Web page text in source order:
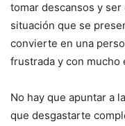
tomar descansos y
situación que se
convierte en una
frustrada y con mucho
No hay que apuntar a
que desgastarte